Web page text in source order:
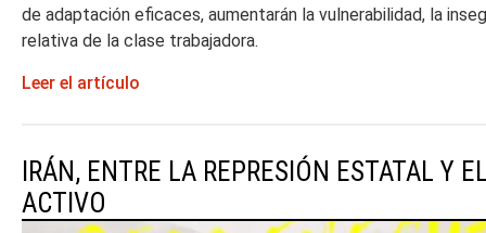
de adaptación eficaces, aumentarán la vulnerabilidad, la
relativa de la clase trabajadora.
Leer el artículo
IRÁN, ENTRE LA REPRESIÓN ESTATAL Y
ACTIVO